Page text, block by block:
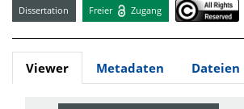
Dissertation Freier Zugang
Viewer Metadaten Dateien